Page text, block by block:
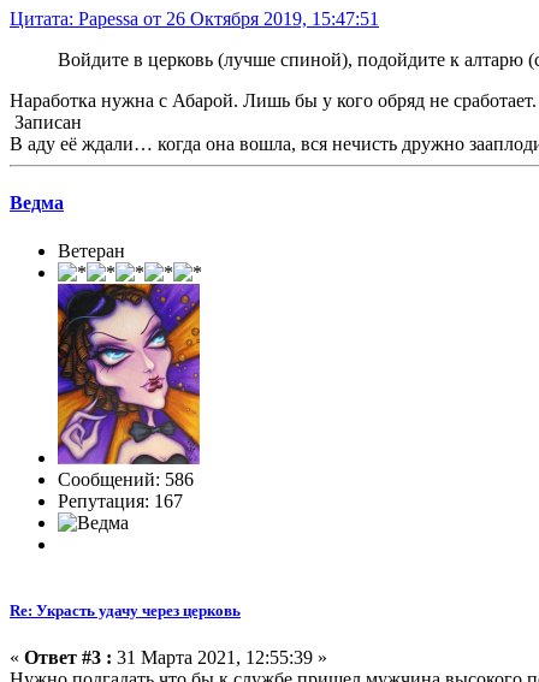
Цитата: Papessa от 26 Октября 2019, 15:47:51
Войдите в церковь (лучше спиной), подойдите к алтарю
Наработка нужна с Абарой. Лишь бы у кого обряд не сработает.
Записан
В аду её ждали… когда она вошла, вся нечисть дружно
Ведма
Ветеран
Сообщений: 586
Репутация: 167
Re: Украсть удачу через церковь
« Ответ #3 : 31 Марта 2021, 12:55:39 »